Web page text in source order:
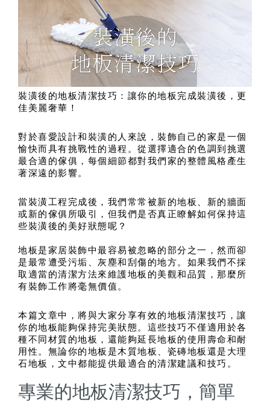
裝潢後的地板清潔技巧：讓你的地板完成裝潢後，更
佳美麗奢華！
對於喜愛設計和裝潢的人來說，裝飾自己的家是一個
愉快而具有挑戰性的過程。從選擇適合的色調到挑選
最合適的傢俱，每個細節都對我們家的整體風格產生
著深遠的影響。
當裝潢工程完成後，我們常常被新的地板、新的牆面
或新的傢俱所吸引，但我們是否真正瞭解如何保持這
些裝潢後的美好狀態呢？
地板是家居裝飾中最容易被忽略的部分之一，然而卻
是最常遭受污垢、灰塵和刮傷的地方。如果我們不採
取適當的清潔方法來維護地板的美觀和品質，那麼所
有裝飾工作將毫無價值。
本篇文章中，將與大家分享有效的地板清潔技巧，讓
你的地板能夠保持完美狀態。這些技巧不僅適用於各
種不同材質的地板，還能夠延長地板的使用壽命和耐
用性。 無論你的地板是木質地板、瓷磚地板還是大理
石地板，文中都能提供最適合的清潔建議和技巧。
專業的地板清潔技巧，簡單